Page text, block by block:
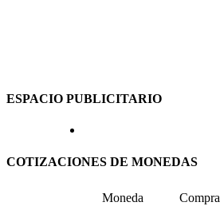
ESPACIO PUBLICITARIO
COTIZACIONES DE MONEDAS
Moneda Compra